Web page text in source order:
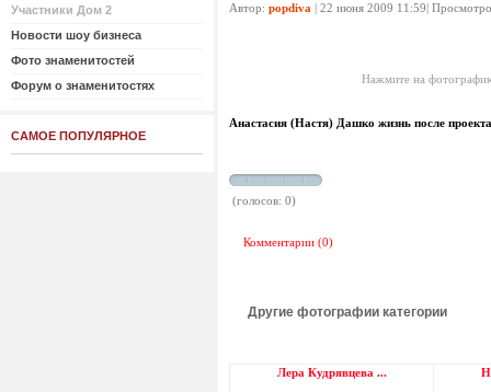
Участники Дом 2
Новости шоу бизнеса
Фото знаменитостей
Форум о знаменитостях
САМОЕ ПОПУЛЯРНОЕ
Автор: popdiva | 22 июня 2009 11:59|
Нажмите на
Анастасия (Настя) Дашко жизнь после проекта
(голосов: 0)
Комментарии (0)
Другие фотографии категории
Лера Кудрявцева ...